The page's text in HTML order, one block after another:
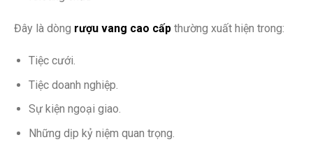
Đây là dòng rượu vang cao cấp thường xuất hiện trong:
Tiệc cưới.
Tiệc doanh nghiệp.
Sự kiện ngoại giao.
Những dịp kỷ niệm quan trọng.